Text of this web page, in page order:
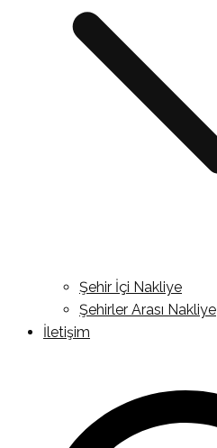
Şehir İçi Nakliye
Şehirler Arası Nakliye
İletişim